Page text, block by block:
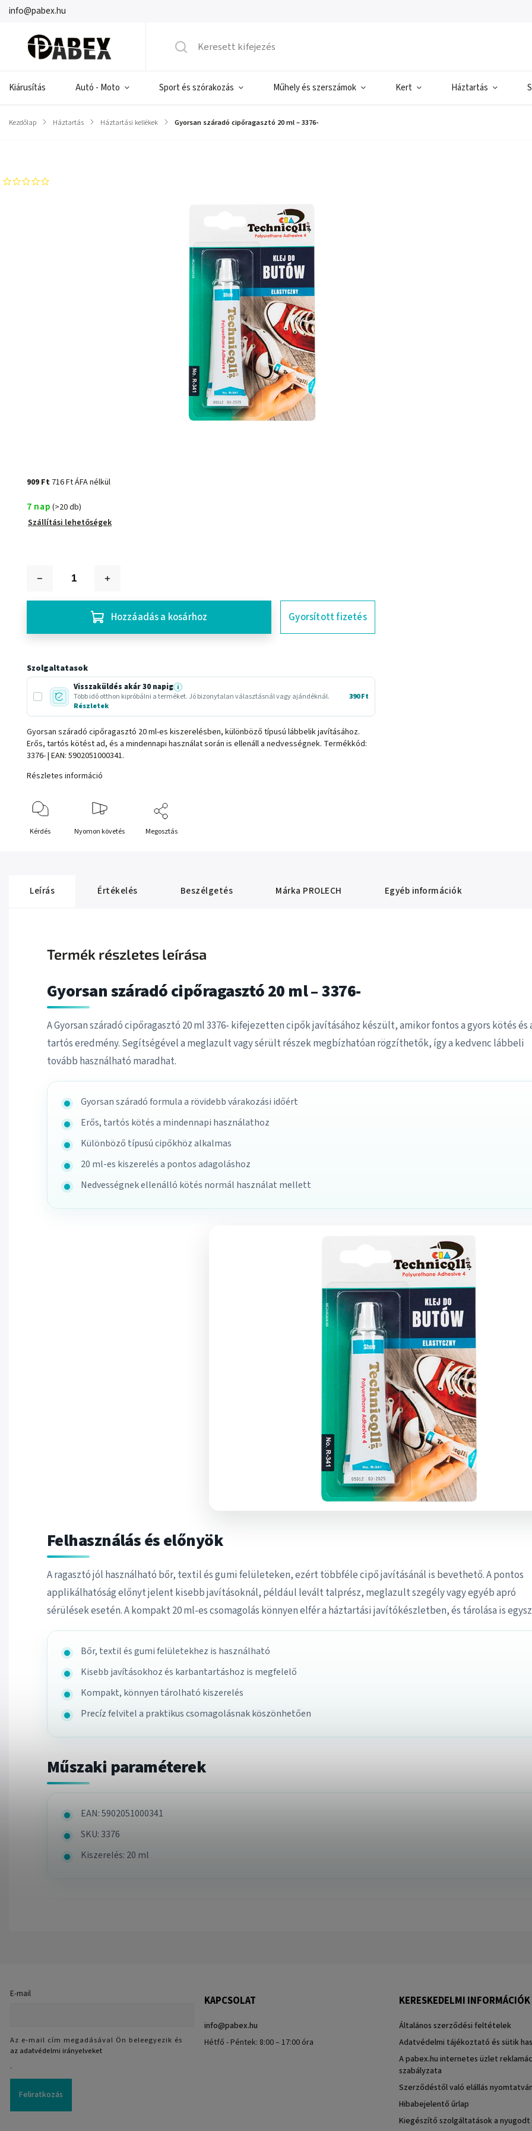
info@pabex.hu
Kiárusítás Autó - Moto Sport és szórakozás Műhely és szerszámok Kert Háztartás
Kezdőlap / Háztartás / Háztartási kellékek / Gyorsan száradó cipőragasztó 20 ml – 3376-
909 Ft 716 Ft ÁFA nélkül
7 nap (>20 db)
Szállítási lehetőségek
Hozzáadás a kosárhoz Gyorsított fizetés
Szolgaltatasok
Visszaküldés akár 30 napig i
Több idő otthon kipróbálni a terméket. Jó bizonytalan választásnál vagy ajándéknál.
Részletek
390 Ft
Gyorsan száradó cipőragasztó 20 ml-es kiszerelésben, különböző típusú lábbelik javításához.
Erős, tartós kötést ad, és a mindennapi használat során is ellenáll a nedvességnek. Termékkód:
3376- | EAN: 5902051000341.
Részletes információ
Kérdés Nyomon követés Megosztás
Leírás Értékelés Beszélgetés Márka PROLECH Egyéb információk
Termék részletes leírása
Gyorsan száradó cipőragasztó 20 ml – 3376-
A Gyorsan száradó cipőragasztó 20 ml 3376- kifejezetten cipők javításához készült, amikor fontos a gyors kötés és
tartós eredmény. Segítségével a meglazult vagy sérült részek megbízhatóan rögzíthetők, így a kedvenc lábbeli
tovább használható maradhat.
Gyorsan száradó formula a rövidebb várakozási időért
Erős, tartós kötés a mindennapi használathoz
Különböző típusú cipőkhöz alkalmas
20 ml-es kiszerelés a pontos adagoláshoz
Nedvességnek ellenálló kötés normál használat mellett
Felhasználás és előnyök
A ragasztó jól használható bőr, textil és gumi felületeken, ezért többféle cipő javításánál is bevethető. A pontos
applikálhatóság előnyt jelent kisebb javításoknál, például levált talprész, meglazult szegély vagy egyéb apró
sérülések esetén. A kompakt 20 ml-es csomagolás könnyen elfér a háztartási javítókészletben, és tárolása is
Bőr, textil és gumi felületekhez is használható
Kisebb javításokhoz és karbantartáshoz is megfelelő
Kompakt, könnyen tárolható kiszerelés
Precíz felvitel a praktikus csomagolásnak köszönhetően
Műszaki paraméterek
EAN: 5902051000341
SKU: 3376
Kiszerelés: 20 ml
E-mail
Az e-mail cím megadásával Ön beleegyezik és
az adatvédelmi irányelveket
.
Feliratkozás
KAPCSOLAT
info@pabex.hu
Hétfő - Péntek: 8:00 – 17:00 óra
KERESKEDELMI INFORMÁCIÓK
Általános szerződési feltételek
Adatvédelmi tájékoztató és sütik
A pabex.hu internetes üzlet
szabályzata
Szerződéstől való elállás
Hibabejelentő űrlap
Kiegészítő szolgáltatások a nyugodt